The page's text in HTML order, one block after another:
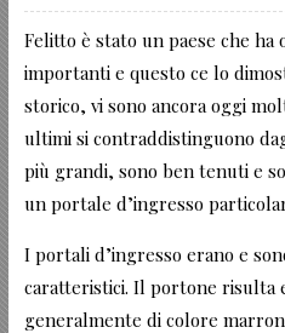
Felitto è stato un paese che
importanti e questo ce lo
storico, vi sono ancora oggi
ultimi si contraddistinguono
più grandi, sono ben tenuti e
un portale d’ingresso
I portali d’ingresso erano e
caratteristici. Il portone risulta
generalmente di colore